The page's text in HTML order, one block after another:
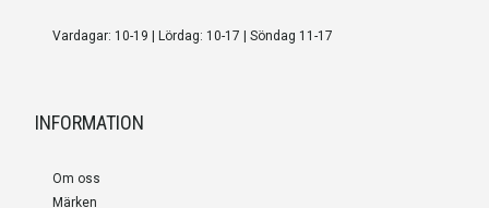
Vardagar: 10-19 | Lördag: 10-17 | Söndag 11-17
INFORMATION
Om oss
Märken